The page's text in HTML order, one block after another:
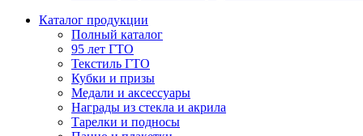
Каталог продукции
Полный каталог
95 лет ГТО
Текстиль ГТО
Кубки и призы
Медали и аксессуары
Награды из стекла и акрила
Тарелки и подносы